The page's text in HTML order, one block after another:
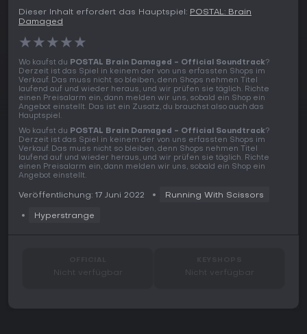
Dieser Inhalt erfordert das Hauptspiel: POSTAL: Brain
Damaged
★★★★★
Wo kaufst du POSTAL Brain Damaged - Official Soundtrack?
Derzeit ist das Spiel in keinem der von uns erfassten Shops im
Verkauf. Das muss nicht so bleiben, denn Shops nehmen Titel
laufend auf und wieder heraus, und wir prüfen sie täglich. Richte
einen Preisalarm ein, dann melden wir uns, sobald ein Shop ein
Angebot einstellt. Das ist ein Zusatz, du brauchst also auch das
Hauptspiel.
Wo kaufst du POSTAL Brain Damaged - Official Soundtrack?
Derzeit ist das Spiel in keinem der von uns erfassten Shops im
Verkauf. Das muss nicht so bleiben, denn Shops nehmen Titel
laufend auf und wieder heraus, und wir prüfen sie täglich. Richte
einen Preisalarm ein, dann melden wir uns, sobald ein Shop ein
Angebot einstellt.
Veröffentlichung: 17 Juni 2022 Running With Scissors
Hyperstrange
Nicht verfügbar Nicht verfügbar